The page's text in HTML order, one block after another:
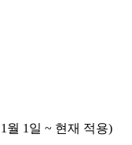
월 1일 ~ 현재 적용)